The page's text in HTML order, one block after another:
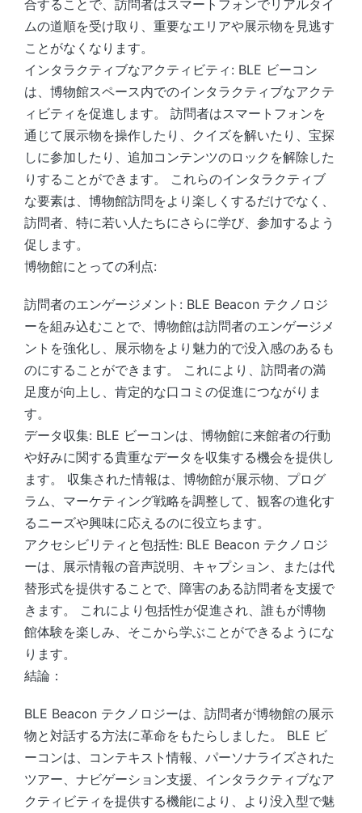
合することで、訪問者はスマートフォンでリアルタイ
ムの道順を受け取り、重要なエリアや展示物を見逃す
ことがなくなります。
インタラクティブなアクティビティ: BLE ビーコン
は、博物館スペース内でのインタラクティブなアクテ
ィビティを促進します。 訪問者はスマートフォンを
通じて展示物を操作したり、クイズを解いたり、宝探
しに参加したり、追加コンテンツのロックを解除した
りすることができます。 これらのインタラクティブ
な要素は、博物館訪問をより楽しくするだけでなく、
訪問者、特に若い人たちにさらに学び、参加するよう
促します。
博物館にとっての利点:
訪問者のエンゲージメント: BLE Beacon テクノロジ
ーを組み込むことで、博物館は訪問者のエンゲージメ
ントを強化し、展示物をより魅力的で没入感のあるも
のにすることができます。 これにより、訪問者の満
足度が向上し、肯定的な口コミの促進につながりま
す。
データ収集: BLE ビーコンは、博物館に来館者の行動
や好みに関する貴重なデータを収集する機会を提供し
ます。 収集された情報は、博物館が展示物、プログ
ラム、マーケティング戦略を調整して、観客の進化す
るニーズや興味に応えるのに役立ちます。
アクセシビリティと包括性: BLE Beacon テクノロジ
ーは、展示情報の音声説明、キャプション、または代
替形式を提供することで、障害のある訪問者を支援で
きます。 これにより包括性が促進され、誰もが博物
館体験を楽しみ、そこから学ぶことができるようにな
ります。
結論：
BLE Beacon テクノロジーは、訪問者が博物館の展示
物と対話する方法に革命をもたらしました。 BLE ビ
ーコンは、コンテキスト情報、パーソナライズされた
ツアー、ナビゲーション支援、インタラクティブなア
クティビティを提供する機能により、より没入型で魅